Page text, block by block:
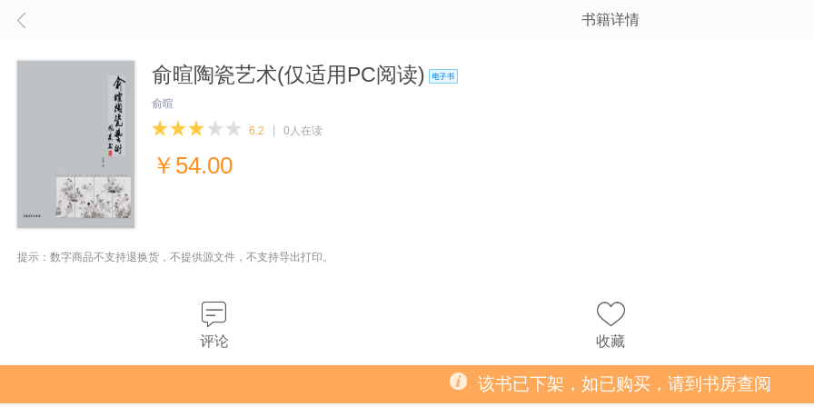
书籍详情
俞暄陶瓷艺术(仅适用PC阅读)
俞暄
6.2 0人在读
￥ 54.00
提示：数字商品不支持退换货，不提供源文件，不支持导出打印。
评论 收藏
该书已下架，如已购买，请到书房查阅